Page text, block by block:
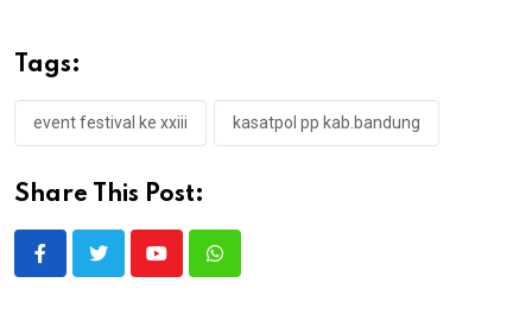
Tags:
event festival ke xxiii kasatpol pp kab.bandung
Share This Post:
YoutubeWhatsapp